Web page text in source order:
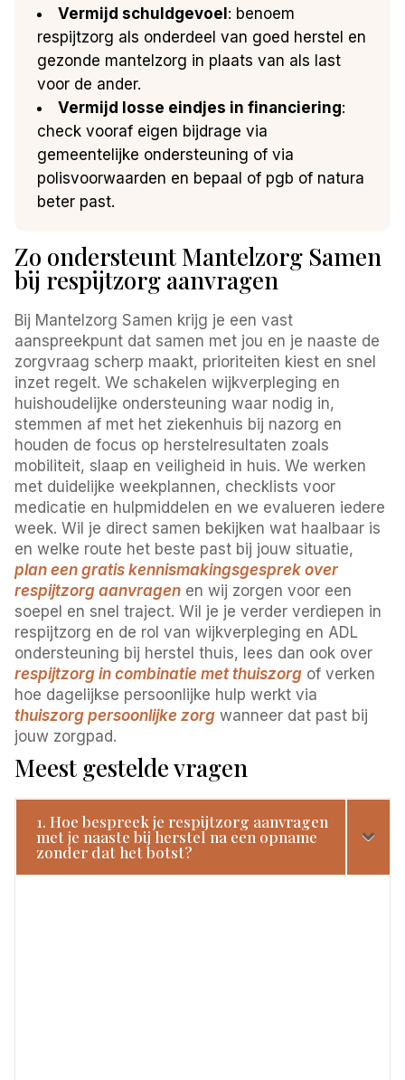
Vermijd schuldgevoel: benoem
respijtzorg als onderdeel van goed herstel en
gezonde mantelzorg in plaats van als last
voor de ander.
Vermijd losse eindjes in financiering:
check vooraf eigen bijdrage via
gemeentelijke ondersteuning of via
polisvoorwaarden en bepaal of pgb of natura
beter past.
Zo ondersteunt Mantelzorg Samen
bij respijtzorg aanvragen
Bij Mantelzorg Samen krijg je een vast
aanspreekpunt dat samen met jou en je naaste de
zorgvraag scherp maakt, prioriteiten kiest en snel
inzet regelt. We schakelen wijkverpleging en
huishoudelijke ondersteuning waar nodig in,
stemmen af met het ziekenhuis bij nazorg en
houden de focus op herstelresultaten zoals
mobiliteit, slaap en veiligheid in huis. We werken
met duidelijke weekplannen, checklists voor
medicatie en hulpmiddelen en we evalueren iedere
week. Wil je direct samen bekijken wat haalbaar is
en welke route het beste past bij jouw situatie,
plan een gratis kennismakingsgesprek over
respijtzorg aanvragen en wij zorgen voor een
soepel en snel traject. Wil je je verder verdiepen in
respijtzorg en de rol van wijkverpleging en ADL
ondersteuning bij herstel thuis, lees dan ook over
respijtzorg in combinatie met thuiszorg of verken
hoe dagelijkse persoonlijke hulp werkt via
thuiszorg persoonlijke zorg wanneer dat past bij
jouw zorgpad.
Meest gestelde vragen
1. Hoe bespreek je respijtzorg aanvragen
met je naaste bij herstel na een opname
zonder dat het botst?